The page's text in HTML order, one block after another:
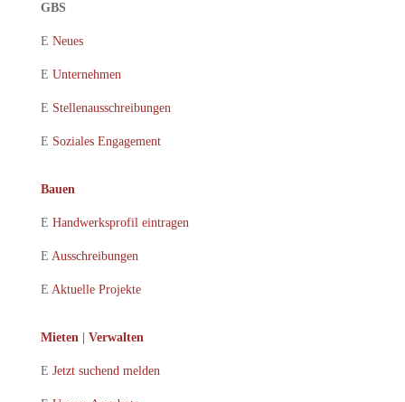
GBS
E Neues
E Unternehmen
E Stellenausschreibungen
E Soziales Engagement
Bauen
E Handwerksprofil eintragen
E Ausschreibungen
E Aktuelle Projekte
Mieten| Verwalten
E Jetzt suchend melden